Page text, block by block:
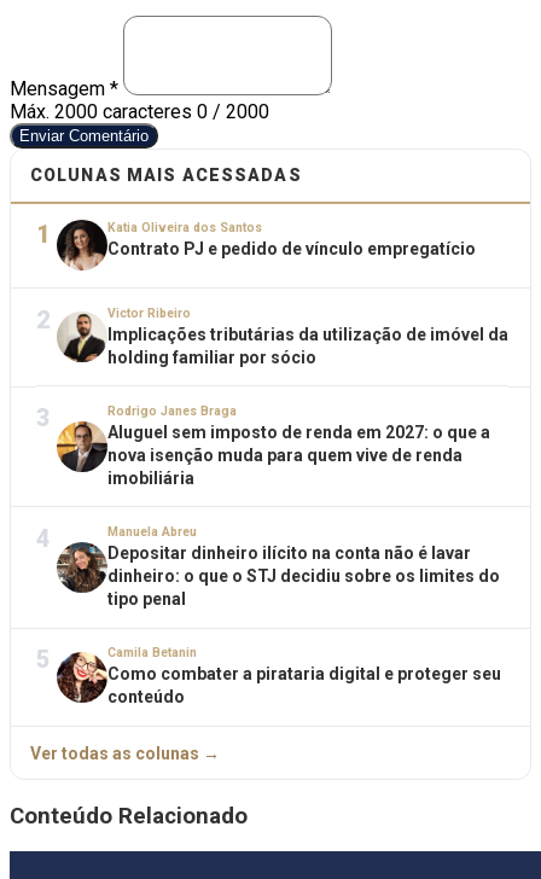
Mensagem *
Máx. 2000 caracteres 0 / 2000
Enviar Comentário
COLUNAS MAIS ACESSADAS
1 Katia Oliveira dos Santos
Contrato PJ e pedido de vínculo empregatício
2 Victor Ribeiro
Implicações tributárias da utilização de imóvel da
holding familiar por sócio
3 Rodrigo Janes Braga
Aluguel sem imposto de renda em 2027: o que a
nova isenção muda para quem vive de renda
imobiliária
4 Manuela Abreu
Depositar dinheiro ilícito na conta não é lavar
dinheiro: o que o STJ decidiu sobre os limites do
tipo penal
5 Camila Betanin
Como combater a pirataria digital e proteger seu
conteúdo
Ver todas as colunas →
Conteúdo Relacionado